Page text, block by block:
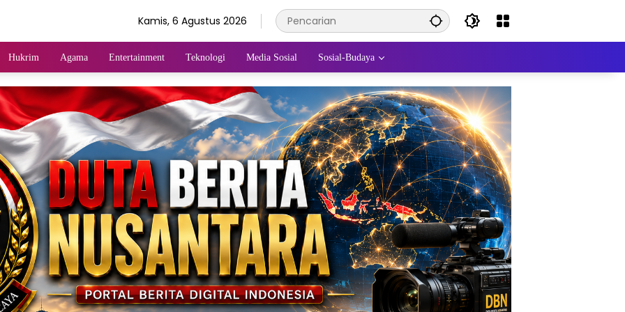
Kamis, 6 Agustus 2026
Hukrim Agama Entertainment Teknologi Media Sosial Sosial-Budaya